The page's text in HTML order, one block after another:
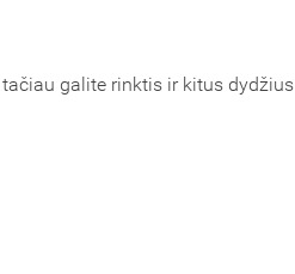
tačiau galite rinktis ir kitus dydžius